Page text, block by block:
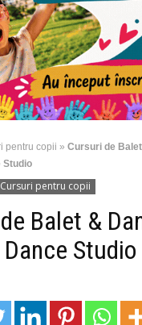
pentru copii » Cursuri de
Studio
Cursuri pentru copii
Balet &
Studio